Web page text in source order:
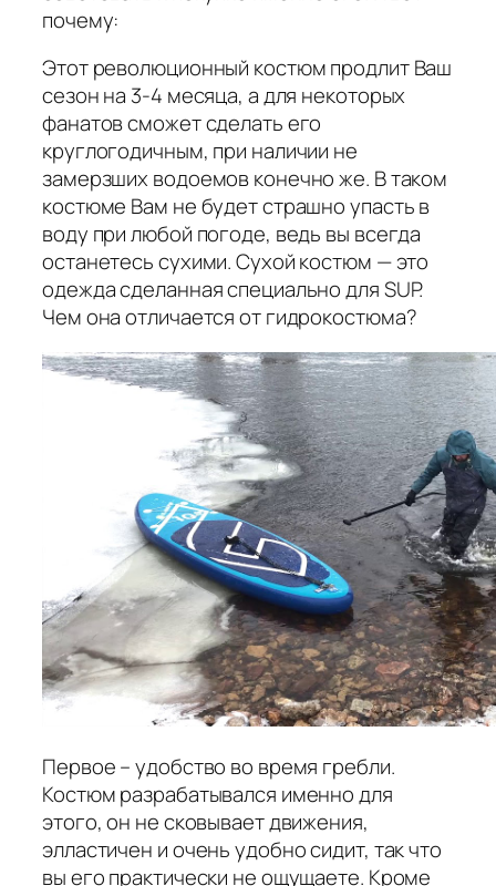
почему:
Этот революционный костюм продлит Ваш
сезон на 3-4 месяца, а для некоторых
фанатов сможет сделать его
круглогодичным, при наличии не
замерзших водоемов конечно же. В таком
костюме Вам не будет страшно упасть в
воду при любой погоде, ведь вы всегда
останетесь сухими. Сухой костюм — это
одежда сделанная специально для SUP.
Чем она отличается от гидрокостюма?
Первое – удобство во время гребли.
Костюм разрабатывался именно для
этого, он не сковывает движения,
элластичен и очень удобно сидит, так что
вы его практически не ощущаете. Кроме